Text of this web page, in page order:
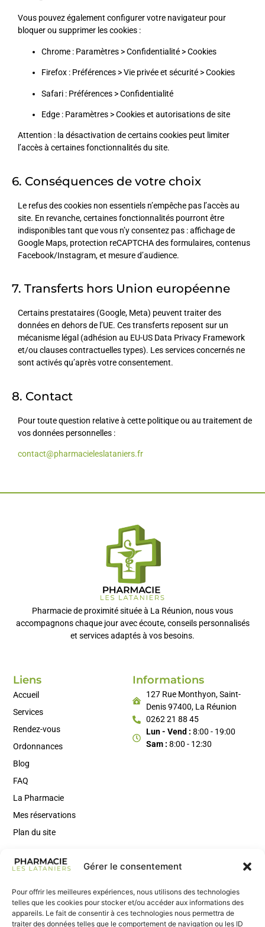
Gérer le consentement
Pour offrir les meilleures expériences, nous utilisons des technologies
telles que les cookies pour stocker et/ou accéder aux informations des
appareils. Le fait de consentir à ces technologies nous permettra de
traiter des données telles que le comportement de navigation ou les ID
Vous pouvez également configurer votre navigateur pour
bloquer ou supprimer les cookies :
Chrome : Paramètres > Confidentialité > Cookies
Firefox : Préférences > Vie privée et sécurité > Cookies
Safari : Préférences > Confidentialité
Edge : Paramètres > Cookies et autorisations de site
Attention : la désactivation de certains cookies peut limiter
l’accès à certaines fonctionnalités du site.
6. Conséquences de votre choix
Le refus des cookies non essentiels n’empêche pas l’accès au
site. En revanche, certaines fonctionnalités pourront être
indisponibles tant que vous n’y consentez pas : affichage de
Google Maps, protection reCAPTCHA des formulaires, contenus
Facebook/Instagram, et mesure d’audience.
7. Transferts hors Union européenne
Certains prestataires (Google, Meta) peuvent traiter des
données en dehors de l’UE. Ces transferts reposent sur un
mécanisme légal (adhésion au EU-US Data Privacy Framework
et/ou clauses contractuelles types). Les services concernés ne
sont activés qu’après votre consentement.
8. Contact
Pour toute question relative à cette politique ou au traitement de
vos données personnelles :
contact@pharmacieleslataniers.fr
Pharmacie de proximité située à La Réunion, nous vous
accompagnons chaque jour avec écoute, conseils personnalisés
et services adaptés à vos besoins.
Liens
Accueil
Services
Rendez-vous
Ordonnances
Blog
FAQ
La Pharmacie
Mes réservations
Plan du site
Informations
127 Rue Monthyon, Saint-
Denis 97400, La Réunion
0262 21 88 45
Lun - Vend : 8:00 - 19:00
Sam : 8:00 - 12:30
Rejoignez Notre Newsletter
santé, des actus utiles et nos nouveautés en avant-première.